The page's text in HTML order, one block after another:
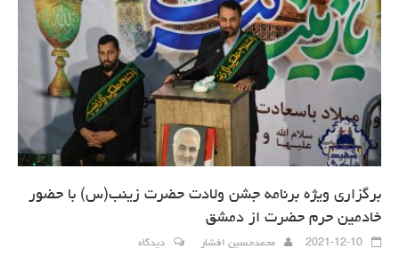
برگزاری ویژه برنامه جشن ولادت حضرت زینب(س) با حضور
خادمین حرم حضرت از دمشق
2021-12-10 محمدحسین افشار دیدگاه